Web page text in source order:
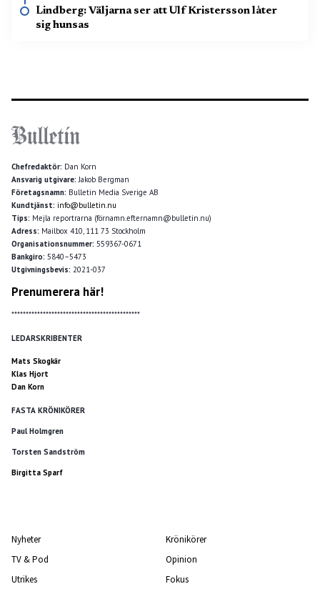
Lindberg: Väljarna ser att Ulf Kristersson låter
sig hunsas
Chefredaktör: Dan Korn
Ansvarig utgivare: Jakob Bergman
Företagsnamn: Bulletin Media Sverige AB
Kundtjänst: info@bulletin.nu
Tips: Mejla reportrarna (förnamn.efternamn@bulletin.nu)
Adress: Mailbox 410, 111 73 Stockholm
Organisationsnummer: 559367-0671
Bankgiro: 5840–5473
Utgivningsbevis: 2021-037
Prenumerera här!
*********************************************
LEDARSKRIBENTER
Mats Skogkär
Klas Hjort
Dan Korn
FASTA KRÖNIKÖRER
Paul Holmgren
Torsten Sandström
Birgitta Sparf
Nyheter
TV & Pod
Utrikes
Krönikörer
Opinion
Fokus